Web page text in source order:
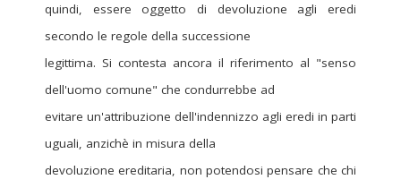
quindi, essere oggetto di devoluzione agli eredi
secondo le regole della successione
legittima. Si contesta ancora il riferimento al "senso
dell'uomo comune" che condurrebbe ad
evitare un'attribuzione dell'indennizzo agli eredi in parti
uguali, anzichè in misura della
devoluzione ereditaria, non potendosi pensare che chi